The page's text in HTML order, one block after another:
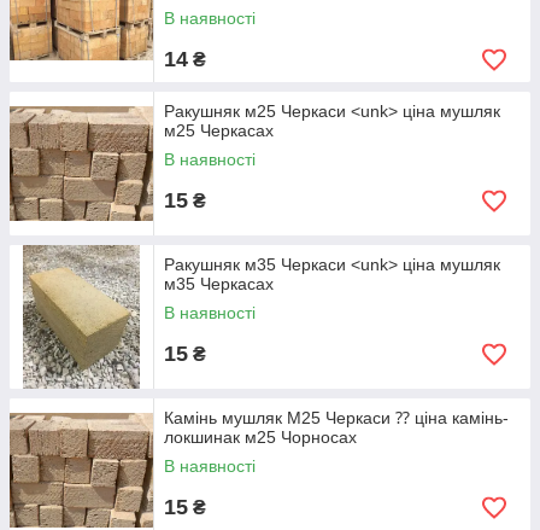
В наявності
14 ₴
Ракушняк м25 Черкаси <unk> ціна мушляк
м25 Черкасах
В наявності
15 ₴
Ракушняк м35 Черкаси <unk> ціна мушляк
м35 Черкасах
В наявності
15 ₴
Камінь мушляк М25 Черкаси ⁇ ціна камінь-
локшинак м25 Чорносах
В наявності
15 ₴